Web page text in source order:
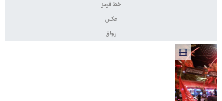
خط قرمز
عکس
رواق